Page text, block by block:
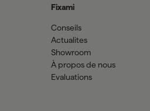
Fixami
Conseils
Actualites
Showroom
À propos de nous
Evaluations